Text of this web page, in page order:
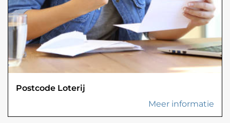
Postcode Loterij
Meer informatie